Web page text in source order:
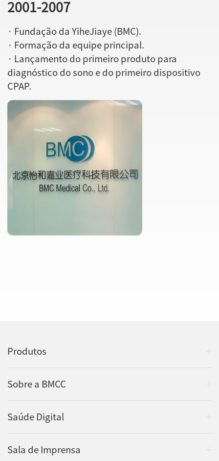
2001-2007
· Fundação da YiheJiaye (BMC).
· Formação da equipe principal.
· Lançamento do primeiro produto para
diagnóstico do sono e do primeiro dispositivo
CPAP.
Produtos
Sobre a BMCC
Saúde Digital
Sala de Imprensa